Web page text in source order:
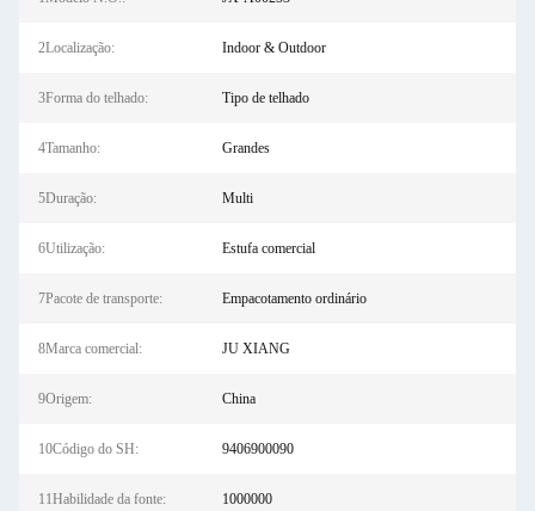
2Localização: Indoor & Outdoor
3Forma do telhado: Tipo de telhado
4Tamanho: Grandes
5Duração: Multi
6Utilização: Estufa comercial
7Pacote de transporte: Empacotamento ordinário
8Marca comercial: JU XIANG
9Origem: China
10Código do SH: 9406900090
11Habilidade da fonte: 1000000